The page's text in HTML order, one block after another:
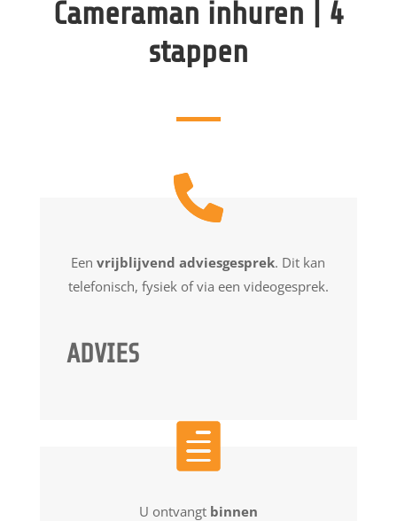
Cameraman inhuren | 4
stappen
Eenvrijblijvend adviesgesprek. Dit kan
telefonisch, fysiek of via een videogesprek.
ADVIES
U ontvangt binnen